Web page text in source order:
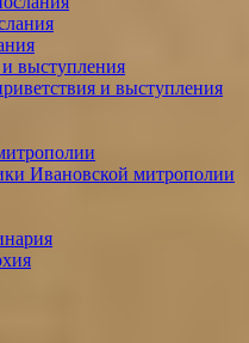
выступления
и выступления
Ивановской митрополии